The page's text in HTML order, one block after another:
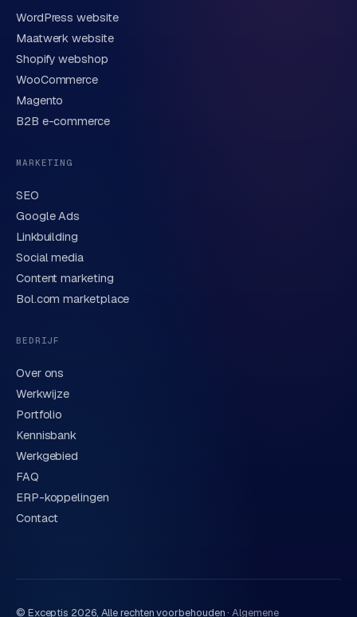
E-mail
Korte omschrijving van je vraag of project
Verstuur aanvraag
We behandelen je gegevens zorgvuldig conform onze
privacyverklaring
WordPress website
Maatwerk website
Shopify webshop
WooCommerce
Magento
B2B e-commerce
MARKETING
SEO
Google Ads
Linkbuilding
Social media
Content marketing
Bol.com marketplace
BEDRIJF
Over ons
Werkwijze
Portfolio
Kennisbank
Werkgebied
FAQ
ERP-koppelingen
Contact
© Exceptis 2026, Alle rechten voorbehouden · Algemene